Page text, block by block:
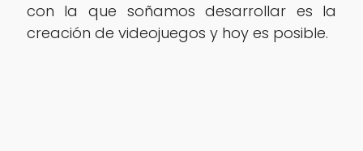
con la que soñamos desarrollar es la
creación de videojuegos y hoy es posible.